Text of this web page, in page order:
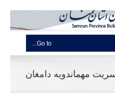
Go to...
مهماندویه دامغان